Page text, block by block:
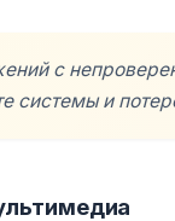
с
системы и